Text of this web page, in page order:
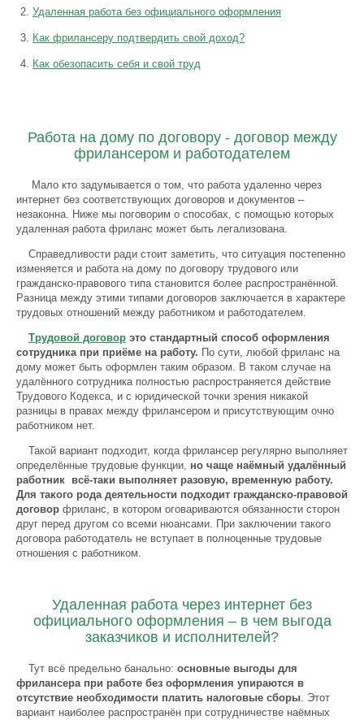
Удаленная работа без официального оформления
Как фрилансеру подтвердить свой доход?
Как обезопасить себя и свой труд
Работа на дому по договору - договор между
фрилансером и работодателем
Мало кто задумывается о том, что работа удаленно через
интернет без соответствующих договоров и документов –
незаконна. Ниже мы поговорим о способах, с помощью которых
удаленная работа фриланс может быть легализована.
Справедливости ради стоит заметить, что ситуация постепенно
изменяется и работа на дому по договору трудового или
гражданско-правового типа становится более распространённой.
Разница между этими типами договоров заключается в характере
трудовых отношений между работником и работодателем.
Трудовой договор это стандартный способ оформления
сотрудника при приёме на работу. По сути, любой фриланс на
дому может быть оформлен таким образом. В таком случае на
удалённого сотрудника полностью распространяется действие
Трудового Кодекса, и с юридической точки зрения никакой
разницы в правах между фрилансером и присутствующим очно
работником нет.
Такой вариант подходит, когда фрилансер регулярно выполняет
определённые трудовые функции, но чаще наёмный удалённый
работник всё-таки выполняет разовую, временную работу.
Для такого рода деятельности подходит гражданско-правовой
договор фриланс, в котором оговариваются обязанности сторон
друг перед другом со всеми нюансами. При заключении такого
договора работодатель не вступает в полноценные трудовые
отношения с работником.
Удаленная работа через интернет без
официального оформления – в чем выгода
заказчиков и исполнителей?
Тут всё предельно банально: основные выгоды для
фрилансера при работе без оформления упираются в
отсутствие необходимости платить налоговые сборы. Этот
вариант наиболее распространён при сотрудничестве наёмных